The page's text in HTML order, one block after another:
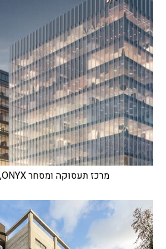
מרכז תעסוקה ומסחר ONYX, צומת סביון